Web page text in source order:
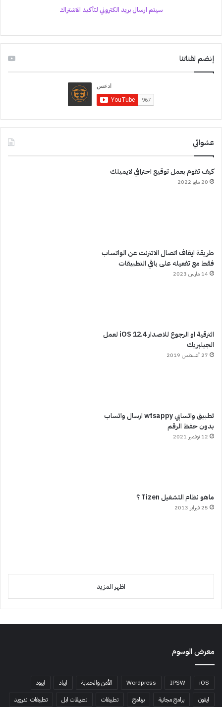
سيتم ارسال بريد الكتروني لتأكيد الاشتراك
إنضم لقناتنا
عشوائي
كيف تقوم بعمل توقيع احترافي لايميلك
20 مايو 2022
طريقة ايقاف اتصال الانترنت عن الواتساب
فقط مع تفعيله على باقي التطبيقات
14 مارس 2023
الترقية او الرجوع للاصدار iOS 12.4 لعمل
الجيلبريك
27 أغسطس 2019
تطبيق واتسابي wtsappy ارسال واتساب
بدون حفظ الرقم
12 نوفمبر 2021
ماهو نظام التشغيل Tizen ؟
25 فبراير 2013
اظهر المزيد
معرض الوسوم
iOS
IPSW
Wordpress الأمن والحماية ايباد
ايبود
ايفون
برامج مجانية برنامج تطبيقات تطبيقات ابل تطبيقات اندرويد